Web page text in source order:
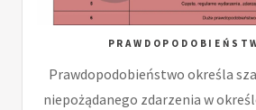
Prawdopodobieństwo określa
niepożądanego zdarzenia w